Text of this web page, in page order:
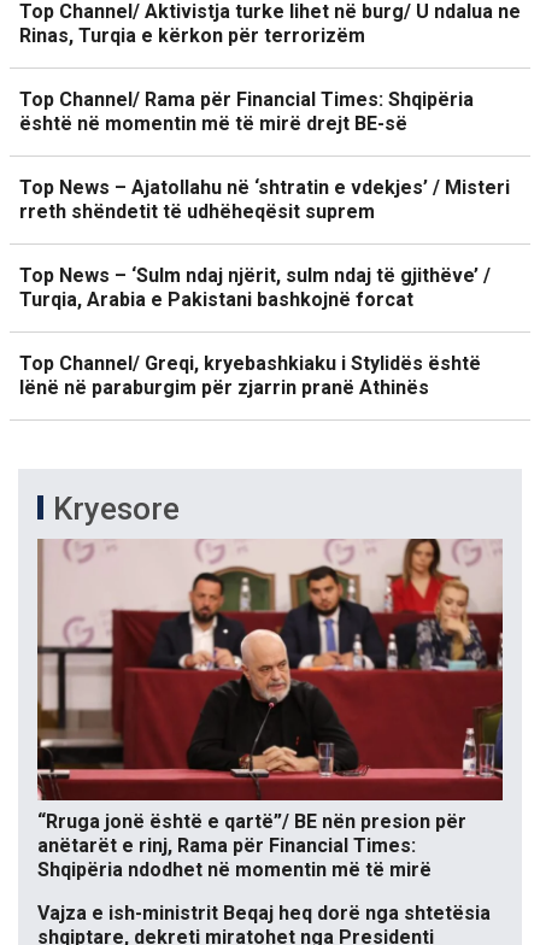
Top Channel/ Aktivistja turke lihet në burg/ U ndalua ne
Rinas, Turqia e kërkon për terrorizëm
Top Channel/ Rama për Financial Times: Shqipëria
është në momentin më të mirë drejt BE-së
Top News – Ajatollahu në ‘shtratin e vdekjes’ / Misteri
rreth shëndetit të udhëheqësit suprem
Top News – ‘Sulm ndaj njërit, sulm ndaj të gjithëve’ /
Turqia, Arabia e Pakistani bashkojnë forcat
Top Channel/ Greqi, kryebashkiaku i Stylidës është
lënë në paraburgim për zjarrin pranë Athinës
Kryesore
“Rruga jonë është e qartë”/ BE nën presion për
anëtarët e rinj, Rama për Financial Times:
Shqipëria ndodhet në momentin më të mirë
Vajza e ish-ministrit Beqaj heq dorë nga shtetësia
shqiptare, dekreti miratohet nga Presidenti